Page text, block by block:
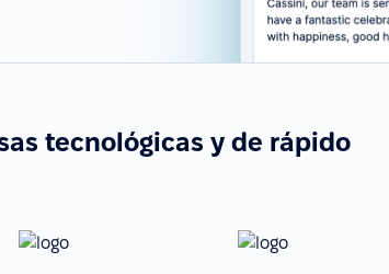
tecnológicas y de rápido